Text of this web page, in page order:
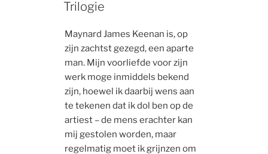
Trilogie
Maynard James Keenan is, op
zijn zachtst gezegd, een aparte
man. Mijn voorliefde voor zijn
werk moge inmiddels bekend
zijn, hoewel ik daarbij wens aan
te tekenen dat ik dol ben op de
artiest – de mens erachter kan
mij gestolen worden, maar
regelmatig moet ik grijnzen om